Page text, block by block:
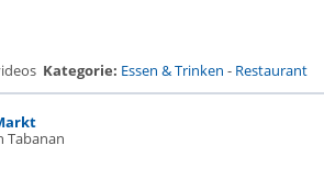
Kategorie: Essen & Trinken - Restaurant
Tabanan